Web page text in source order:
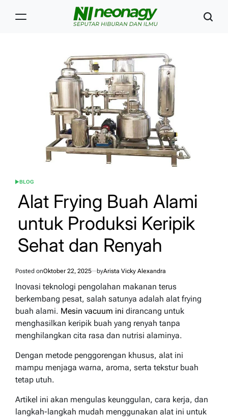
POSTED
BLOG
Alat Frying Buah Alami
untuk Produksi Keripik
Sehat dan Renyah
Posted onOktober 22, 2025 byArista Vicky Alexandra
Inovasi teknologi pengolahan makanan terus
berkembang pesat, salah satunya adalah alat frying
buah alami. Mesin vacuum ini dirancang untuk
menghasilkan keripik buah yang renyah tanpa
menghilangkan cita rasa dan nutrisi alaminya.
Dengan metode penggorengan khusus, alat ini
mampu menjaga warna, aroma, serta tekstur buah
tetap utuh.
Artikel ini akan mengulas keunggulan, cara kerja, dan
langkah-langkah mudah menggunakan alat ini untuk